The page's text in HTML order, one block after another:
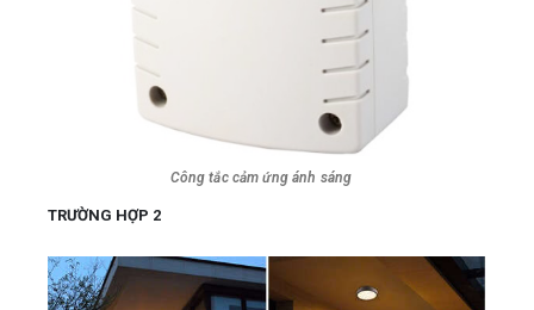
Công tắc cảm ứng ánh sáng
TRƯỜNG HỢP 2